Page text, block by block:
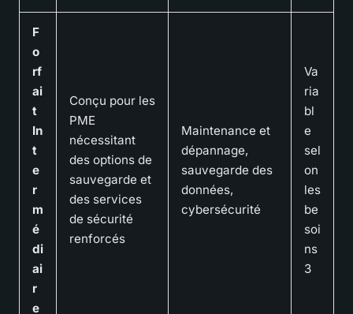
F
o
rf
ai
t
In
t
e
r
m
é
di
ai
r
e
Conçu pour les
PME
nécessitant
des options de
sauvegarde et
des services
de sécurité
renforcés
Maintenance et
dépannage,
sauvegarde des
données,
cybersécurité
Va
ria
bl
e
sel
on
les
be
soi
ns
3